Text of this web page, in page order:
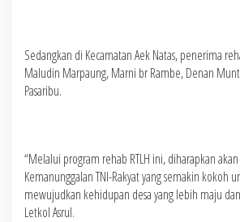
Sedangkan di Kecamatan Aek Natas, penerima
Maludin Marpaung, Marni br Rambe, Denan
Pasaribu.
“Melalui program rehab RTLH ini, diharapkan
Kemanunggalan TNI-Rakyat yang semakin kokoh
mewujudkan kehidupan desa yang lebih maju
Letkol Asrul.